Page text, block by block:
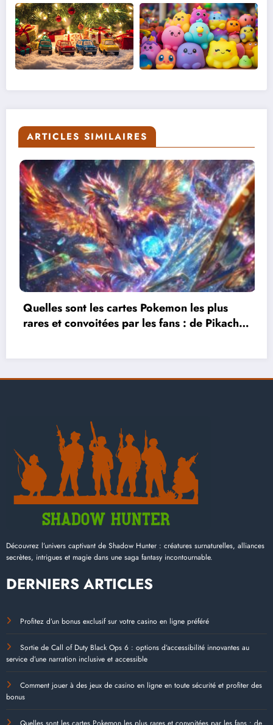
ARTICLES SIMILAIRES
Pourquoi Cridutroll est la référence
matière de culture geek et pop-
Découvrez l’univers captivant de Shadow Hunter : créatures surnaturelles, alliances
secrètes, intrigues et magie dans une saga fantasy incontournable.
DERNIERS ARTICLES
Profitez d’un bonus exclusif sur votre casino en ligne préféré
Sortie de Call of Duty Black Ops 6 : options d’accessibilité innovantes au
service d’une narration inclusive et accessible
Comment jouer à des jeux de casino en ligne en toute sécurité et profiter des
bonus